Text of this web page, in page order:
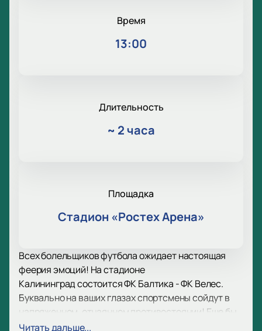
Время
13:00
Длительность
~ 2 часа
Площадка
Стадион «Ростех Арена»
Всех болельщиков футбола ожидает настоящая
феерия эмоций! На стадионе
Калининград состоится ФК Балтика - ФК Велес.
Буквально на ваших глазах спортсмены сойдут в
напряженном, отчаянном противостоянии! Еще бы,
ведь никто не хочет быть побежденным! Именно
Читать дальше...